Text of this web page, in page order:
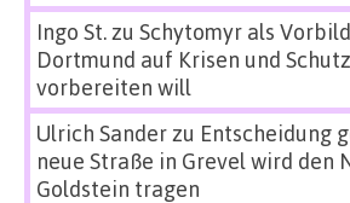
Ingo St.zu Schytomyr als
Dortmund auf Krisen und
vorbereiten will
Ulrich Sanderzu Entscheidung
neue Straße in Grevel wird den
Goldstein tragen